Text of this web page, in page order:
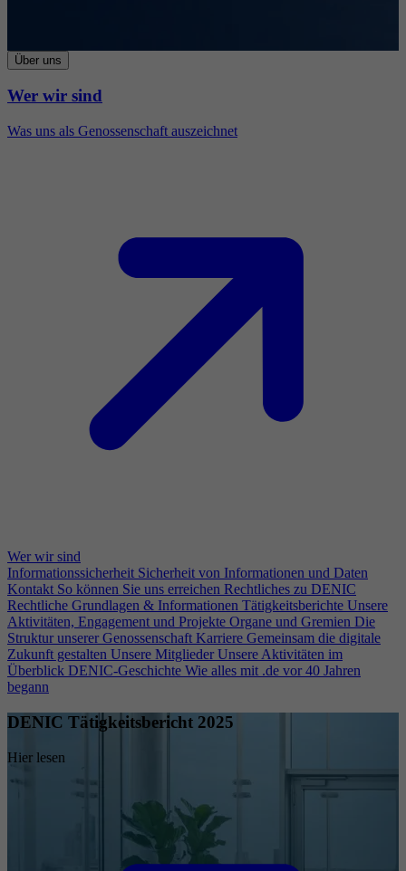
Über uns
Wer wir sind
Was uns als Genossenschaft auszeichnet
Wer wir sind
Informationssicherheit Sicherheit von Informationen und Daten
Kontakt So können Sie uns erreichen Rechtliches zu DENIC
Rechtliche Grundlagen & Informationen Tätigkeitsberichte Unsere
Aktivitäten, Engagement und Projekte Organe und Gremien Die
Struktur unserer Genossenschaft Karriere Gemeinsam die digitale
Zukunft gestalten Unsere Mitglieder Unsere Aktivitäten im
Überblick DENIC-Geschichte Wie alles mit .de vor 40 Jahren
begann
DENIC Tätigkeitsbericht 2025
Hier lesen